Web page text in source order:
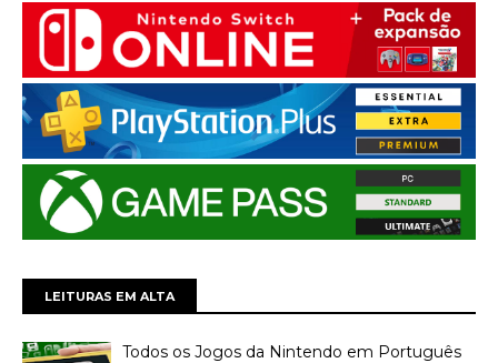
LEITURAS EM ALTA
Todos os Jogos da Nintendo em Português